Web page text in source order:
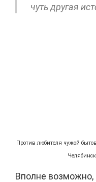
чуть другая
Против любителя чужой
Вполне возможно,